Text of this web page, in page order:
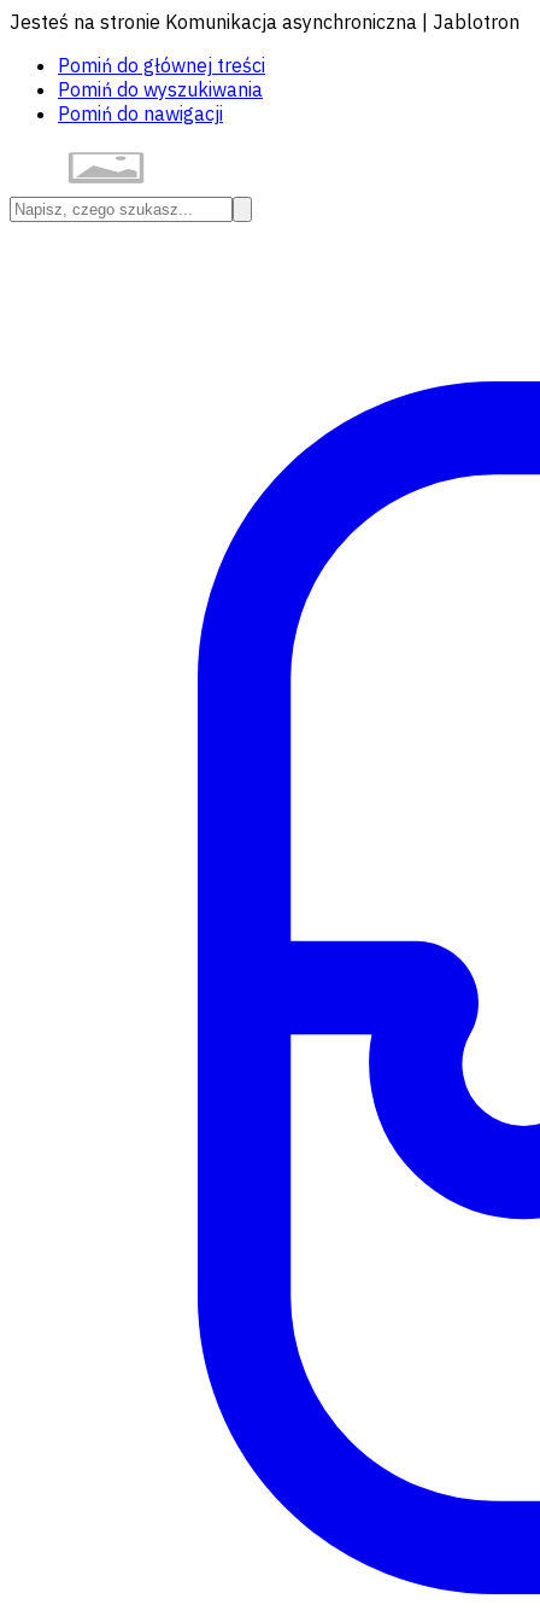
Jesteś na stronie Komunikacja asynchroniczna | Jablotron
Pomiń do głównej treści
Pomiń do wyszukiwania
Pomiń do nawigacji